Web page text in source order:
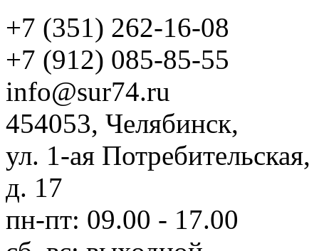
+7 (351) 262-16-08
+7 (912) 085-85-55
info@sur74.ru
454053, Челябинск,
ул. 1-ая Потребительская,
д. 17
пн-пт: 09.00 - 17.00